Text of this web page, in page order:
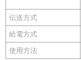
伝送方式
給電方式
使用方法